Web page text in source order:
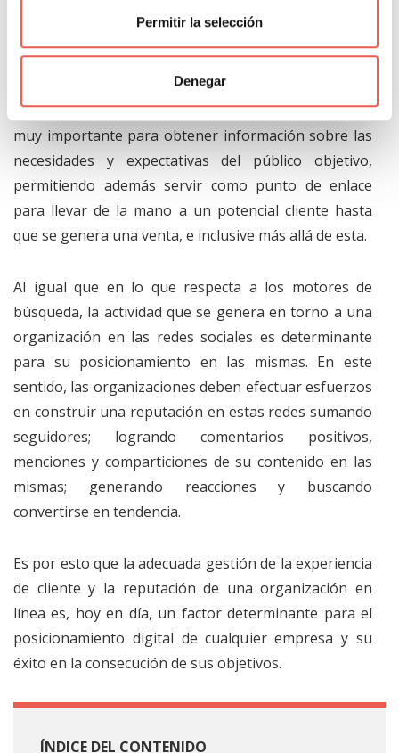
Permitir la selección
Denegar
tanto estas permiten una interacción constante,
instantánea y directa con las personas a gran escala.
Asimismo, las redes sociales constituyen un canal
muy importante para obtener información sobre las
necesidades y expectativas del público objetivo,
permitiendo además servir como punto de enlace
para llevar de la mano a un potencial cliente hasta
que se genera una venta, e inclusive más allá de esta.
Al igual que en lo que respecta a los motores de
búsqueda, la actividad que se genera en torno a una
organización en las redes sociales es determinante
para su posicionamiento en las mismas. En este
sentido, las organizaciones deben efectuar esfuerzos
en construir una reputación en estas redes sumando
seguidores; logrando comentarios positivos,
menciones y comparticiones de su contenido en las
mismas; generando reacciones y buscando
convertirse en tendencia.
Es por esto que la adecuada gestión de la experiencia
de cliente y la reputación de una organización en
línea es, hoy en día, un factor determinante para el
posicionamiento digital de cualquier empresa y su
éxito en la consecución de sus objetivos.
ÍNDICE DEL CONTENIDO